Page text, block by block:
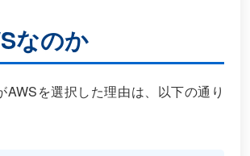
なのか
AWSを選択した理由は、以下の通り